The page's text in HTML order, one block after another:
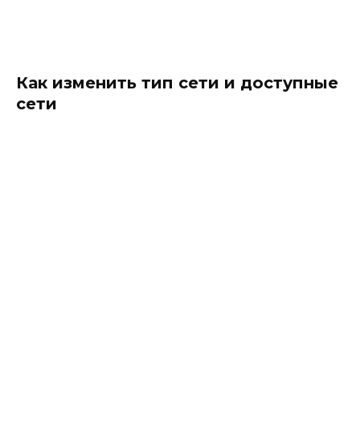
Как изменить тип сети и доступные
сети